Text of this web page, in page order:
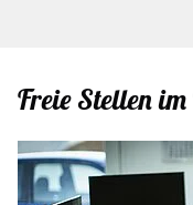
Freie Stellen